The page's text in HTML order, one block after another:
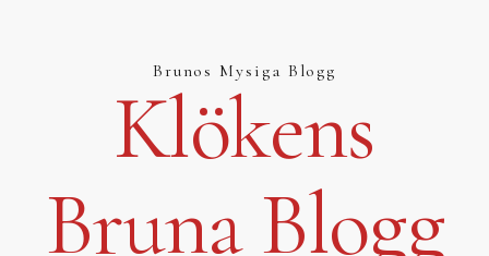
Brunos Mysiga Blogg
Klökens
Bruna Blogg